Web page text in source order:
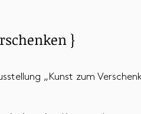
}
„Kunst zum